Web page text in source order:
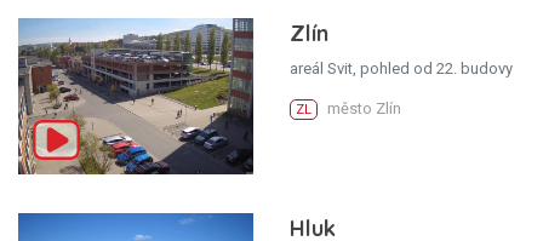
Zlín
areál Svit, pohled od 22. budovy
ZL město Zlín
Hluk